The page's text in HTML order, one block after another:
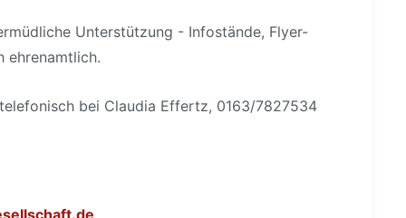
Unterstützung - Infostände, Flyer-
ehrenamtlich.
bei Claudia Effertz, 0163/7827534